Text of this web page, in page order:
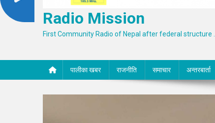
Radio Mission
First Community Radio of Nepal after federal structure .
पालीका खबर राजनीति समाचार अन्तरबार्ता